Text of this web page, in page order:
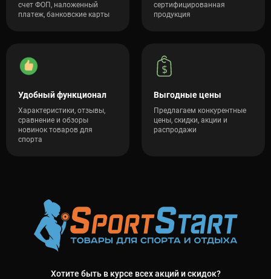
счет ФОП, наложенный
платеж, банковские карты
сертифицированная
продукция
Удобный функционал
Характеристики, отзывы,
сравнение и обзоры
новинок товаров для
спорта
Выгодные цены
Предлагаем конкурентные
цены, скидки, акции и
распродажи
Хотите быть в курсе всех акций и скидок?